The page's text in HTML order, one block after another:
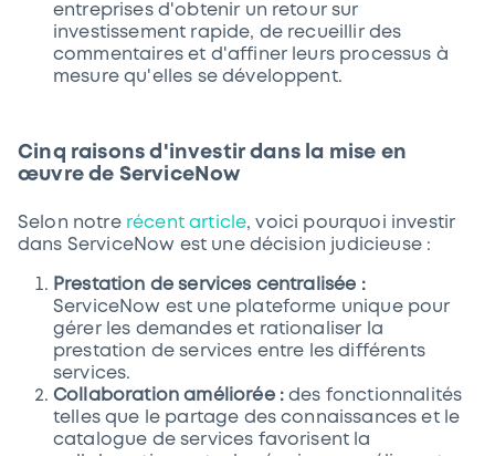
entreprises d'obtenir un retour sur
investissement rapide, de recueillir des
commentaires et d'affiner leurs processus à
mesure qu'elles se développent.
Cinq raisons d'investir dans la mise en
œuvre de ServiceNow
Selon notre récent article, voici pourquoi investir
dans ServiceNow est une décision judicieuse :
Prestation de services centralisée :
ServiceNow est une plateforme unique pour
gérer les demandes et rationaliser la
prestation de services entre les différents
services.
Collaboration améliorée : des fonctionnalités
telles que le partage des connaissances et le
catalogue de services favorisent la